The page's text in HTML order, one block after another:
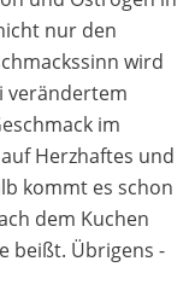
nur den
wird
verändertem
im
Herzhaftes und
kommt es schon
dem Kuchen
beißt. Übrigens -